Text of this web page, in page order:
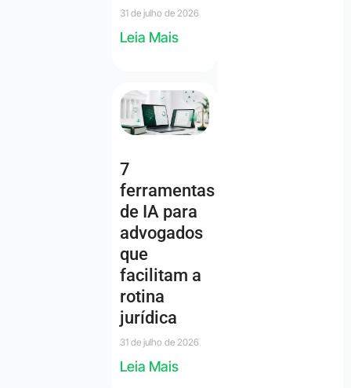
31 de julho de 2026
Leia Mais
7
ferramentas
de IA para
advogados
que
facilitam a
rotina
jurídica
31 de julho de 2026
Leia Mais